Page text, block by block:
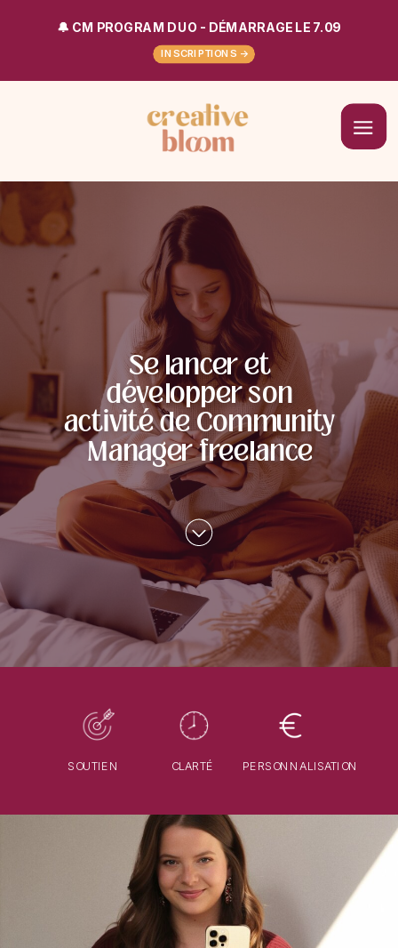
🔔 CM PROGRAM DUO - DÉMARRAGE LE 7.09
INSCRIPTIONS ->
Se lancer et
développer son
activité de Community
Manager freelance
SOUTIEN CLARTÉ PERSONNALISATION